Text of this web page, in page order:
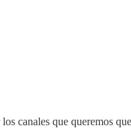
canales que queremos